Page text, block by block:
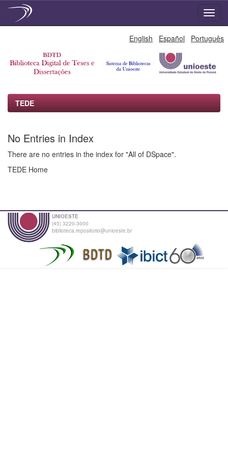
English Español Português
TEDE
No Entries in Index
There are no entries in the index for "All of DSpace".
TEDE Home
UNIOESTE
(45) 3220-3000
biblioteca.repositorio@unioeste.br